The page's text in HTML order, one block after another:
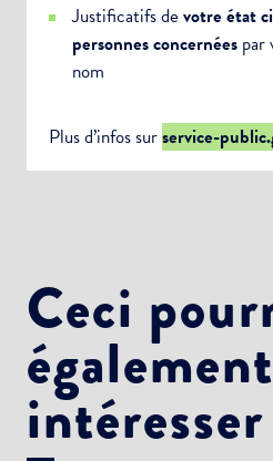
Justificatifs de votre état
personnes concernées par
nom
Plus d’infos surservice-
Ceci
intéresser